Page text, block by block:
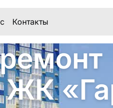
Контакты
ЖК